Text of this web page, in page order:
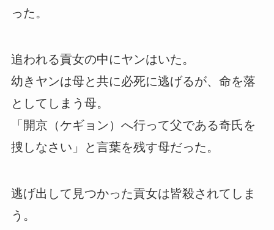
った。
追われる貢女の中にヤンはいた。
幼きヤンは母と共に必死に逃げるが、命を落
としてしまう母。
「開京（ケギョン）へ行って父である奇氏を
捜しなさい」と言葉を残す母だった。
逃げ出して見つかった貢女は皆殺されてしま
う。